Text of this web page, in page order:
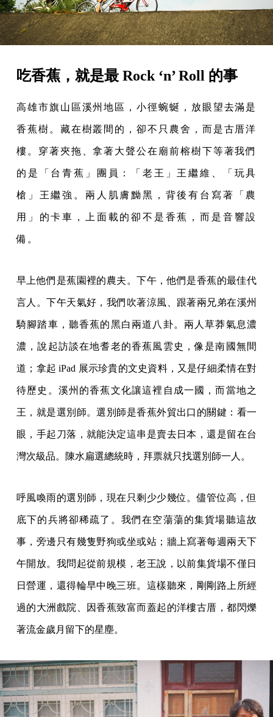
吃香蕉，就是最 Rock ‘n’ Roll 的事
高雄市旗山區溪州地區，小徑蜿蜒，放眼望去滿是
香蕉樹。藏在樹叢間的，卻不只農舍，而是古厝洋
樓。穿著夾拖、拿著大聲公在廟前榕樹下等著我們
的是「台青蕉」團員：「老王」王繼維、「玩具
槍」王繼強。兩人肌膚黝黑，背後有台寫著「農
用」的卡車，上面載的卻不是香蕉，而是音響設
備。
早上他們是蕉園裡的農夫。下午，他們是香蕉的最佳代
言人。下午天氣好，我們吹著涼風、跟著兩兄弟在溪州
騎腳踏車，聽香蕉的黑白兩道八卦。兩人草莽氣息濃
濃，說起訪談在地耆老的香蕉風雲史，像是南國無間
道；拿起 iPad 展示珍貴的文史資料，又是仔細柔情在對
待歷史。溪州的香蕉文化讓這裡自成一國，而當地之
王，就是選別師。選別師是香蕉外貿出口的關鍵：看一
眼，手起刀落，就能決定這串是賣去日本，還是留在台
灣次級品。陳水扁選總統時，拜票就只找選別師一人。
呼風喚雨的選別師，現在只剩少少幾位。儘管位高，但
底下的兵將卻稀疏了。我們在空蕩蕩的集貨場聽這故
事，旁邊只有幾隻野狗或坐或站；牆上寫著每週兩天下
午開放。我問起從前規模，老王說，以前集貨場不僅日
日營運，還得輪早中晚三班。這樣聽來，剛剛路上所經
過的大洲戲院、因香蕉致富而蓋起的洋樓古厝，都閃爍
著流金歲月留下的星塵。